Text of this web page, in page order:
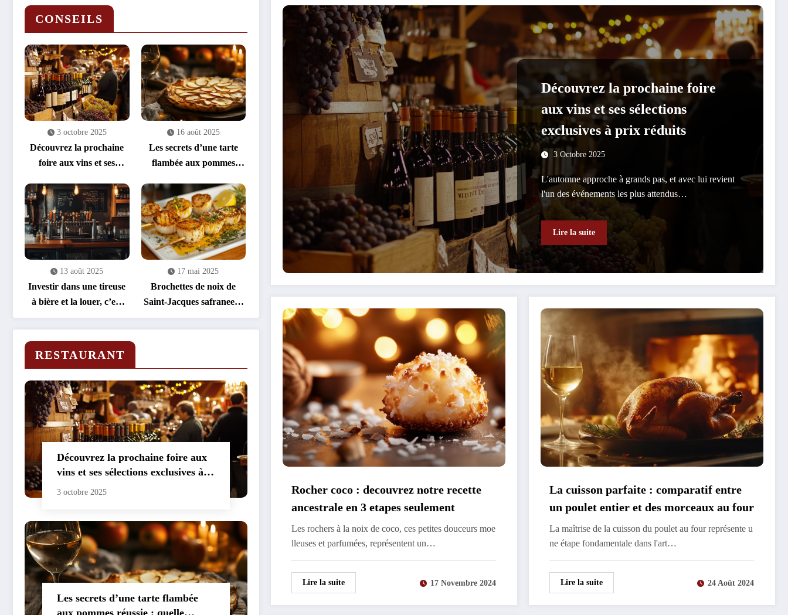
CONSEILS
3 octobre 2025
Découvrez la prochaine
foire aux vins et ses
prix réduits
16 août 2025
Les secrets d’une tarte
flambée aux pommes
pour une tarte flambée
gourmande ?
13 août 2025
Investir dans une tireuse
à bière et la louer, c’est
rentable !
17 mai 2025
Brochettes de noix de
Saint-Jacques safranees :
un delice express
RESTAURANT
Découvrez la prochaine foire aux
vins et ses sélections exclusives à
prix réduits
3 octobre 2025
Les secrets d’une tarte flambée
aux pommes réussie : quelle
Découvrez la prochaine foire
aux vins et ses sélections
exclusives à prix réduits
3 Octobre 2025
L'automne approche à grands pas, et avec lui revient
l'un des événements les plus attendus…
Lire la suite
Rocher coco : decouvrez notre recette
ancestrale en 3 etapes seulement
Les rochers à la noix de coco, ces petites douceurs moe
lleuses et parfumées, représentent un…
Lire la suite 17 Novembre 2024
La cuisson parfaite : comparatif entre
un poulet entier et des morceaux au four
La maîtrise de la cuisson du poulet au four représente u
ne étape fondamentale dans l'art…
Lire la suite 24 Août 2024